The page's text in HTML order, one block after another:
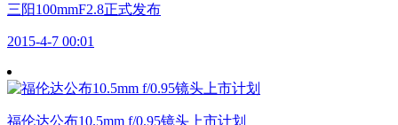
三阳100mmF2.8正式发布
2015-4-7 00:01
福伦达公布10.5mm f/0.95镜头上市计划